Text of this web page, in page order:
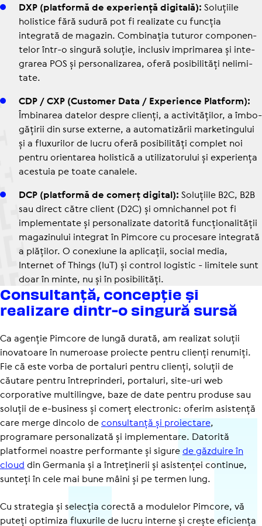
DXP (platformă de expe­riență digitală): Soluțiile
holistice fără sudură pot fi realizate cu funcția
integrată de magazin. Com­bi­na­ția tuturor com­po­nen­
te­lor într-o singură soluție, inclusiv impri­ma­rea și inte­
gra­rea POS și per­so­na­li­za­rea, oferă posi­bi­li­tăți neli­mi­
tate.
CDP / CXP (Customer Data / Expe­rience Platform):
Îmbinarea datelor despre clienți, a acti­vi­tă­ți­lor, a îmbo­
gă­ți­rii din surse externe, a auto­ma­ti­ză­rii mar­ke­tin­gu­lui
și a flu­xu­ri­lor de lucru oferă posi­bi­li­tăți complet noi
pentru orien­ta­rea holistică a uti­li­za­to­ru­lui și expe­riența
acestuia pe toate canalele.
DCP (platformă de comerț digital): Soluțiile B2C, B2B
sau direct către client (D2C) și omni­chan­nel pot fi
imple­men­tate și per­so­na­li­zate datorită func­țio­na­li­tă­ții
maga­zi­nu­lui integrat în Pimcore cu procesare integrată
a plăților. O conexiune la aplicații, social media,
Internet of Things (IuT) și control logistic - limitele sunt
doar în minte, nu și în posi­bi­li­tăți.
Consul­tanță, concepție și
realizare dintr-o singură sursă
Ca agenție Pimcore de lungă durată, am realizat soluții
inovatoare în numeroase proiecte pentru clienți renumiți.
Fie că este vorba de portaluri pentru clienți, soluții de
căutare pentru întreprinderi, portaluri, site-uri web
corporative multilingve, baze de date pentru produse sau
soluții de e-business și comerț electronic: oferim asistență
care merge dincolo deconsultanță și proiectare,
programare personalizată și implementare. Datorită
platformei noastre performante și sigurede găzduire în
cloud din Germania și a întreținerii și asistenței continue,
sunteți în cele mai bune mâini și pe termen lung.
Cu strategia și selecția corectă a modulelor Pimcore, vă
puteți optimiza fluxurile de lucru interne și crește eficiența